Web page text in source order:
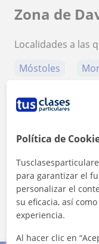
Zona de
Localidades a las
Móstoles
20 km
10 mi
Política de
para garantizar el
personalizar el
su eficacia, así
experiencia.
Al hacer clic en